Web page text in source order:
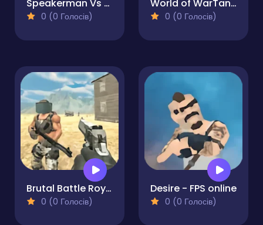
Speakerman Vs Skibidi Toilet
0 (0 Голосів)
World of WarTanks
0 (0 Голосів)
Brutal Battle Royale 2
0 (0 Голосів)
Desire - FPS online
0 (0 Голосів)